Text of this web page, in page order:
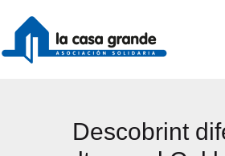
contenido
Descobrint